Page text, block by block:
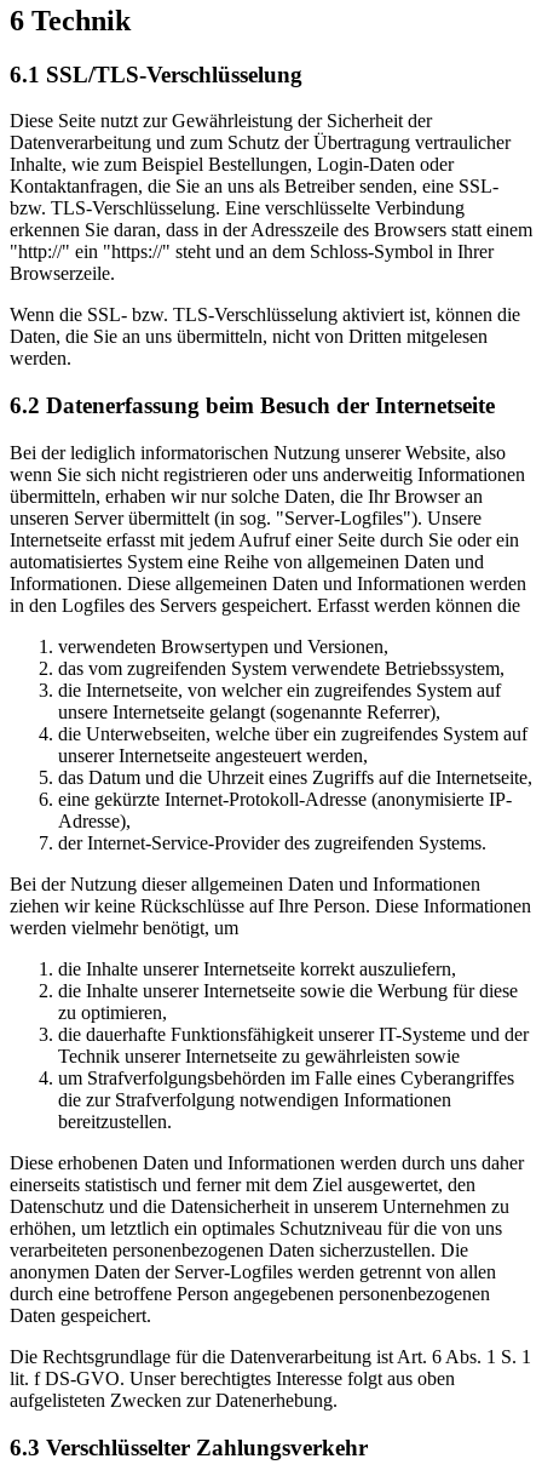
6 Technik
6.1 SSL/TLS-Verschlüsselung
Diese Seite nutzt zur Gewährleistung der Sicherheit der
Datenverarbeitung und zum Schutz der Übertragung vertraulicher
Inhalte, wie zum Beispiel Bestellungen, Login-Daten oder
Kontaktanfragen, die Sie an uns als Betreiber senden, eine SSL-
bzw. TLS-Verschlüsselung. Eine verschlüsselte Verbindung
erkennen Sie daran, dass in der Adresszeile des Browsers statt einem
"http://" ein "https://" steht und an dem Schloss-Symbol in Ihrer
Browserzeile.
Wenn die SSL- bzw. TLS-Verschlüsselung aktiviert ist, können die
Daten, die Sie an uns übermitteln, nicht von Dritten mitgelesen
werden.
6.2 Datenerfassung beim Besuch der Internetseite
Bei der lediglich informatorischen Nutzung unserer Website, also
wenn Sie sich nicht registrieren oder uns anderweitig Informationen
übermitteln, erhaben wir nur solche Daten, die Ihr Browser an
unseren Server übermittelt (in sog. "Server-Logfiles"). Unsere
Internetseite erfasst mit jedem Aufruf einer Seite durch Sie oder ein
automatisiertes System eine Reihe von allgemeinen Daten und
Informationen. Diese allgemeinen Daten und Informationen werden
in den Logfiles des Servers gespeichert. Erfasst werden können die
verwendeten Browsertypen und Versionen,
das vom zugreifenden System verwendete Betriebssystem,
die Internetseite, von welcher ein zugreifendes System auf
unsere Internetseite gelangt (sogenannte Referrer),
die Unterwebseiten, welche über ein zugreifendes System auf
unserer Internetseite angesteuert werden,
das Datum und die Uhrzeit eines Zugriffs auf die Internetseite,
eine gekürzte Internet-Protokoll-Adresse (anonymisierte IP-
Adresse),
der Internet-Service-Provider des zugreifenden Systems.
Bei der Nutzung dieser allgemeinen Daten und Informationen
ziehen wir keine Rückschlüsse auf Ihre Person. Diese Informationen
werden vielmehr benötigt, um
die Inhalte unserer Internetseite korrekt auszuliefern,
die Inhalte unserer Internetseite sowie die Werbung für diese
zu optimieren,
die dauerhafte Funktionsfähigkeit unserer IT-Systeme und der
Technik unserer Internetseite zu gewährleisten sowie
um Strafverfolgungsbehörden im Falle eines Cyberangriffes
die zur Strafverfolgung notwendigen Informationen
bereitzustellen.
Diese erhobenen Daten und Informationen werden durch uns daher
einerseits statistisch und ferner mit dem Ziel ausgewertet, den
Datenschutz und die Datensicherheit in unserem Unternehmen zu
erhöhen, um letztlich ein optimales Schutzniveau für die von uns
verarbeiteten personenbezogenen Daten sicherzustellen. Die
anonymen Daten der Server-Logfiles werden getrennt von allen
durch eine betroffene Person angegebenen personenbezogenen
Daten gespeichert.
Die Rechtsgrundlage für die Datenverarbeitung ist Art. 6 Abs. 1 S. 1
lit. f DS-GVO. Unser berechtigtes Interesse folgt aus oben
aufgelisteten Zwecken zur Datenerhebung.
6.3 Verschlüsselter Zahlungsverkehr